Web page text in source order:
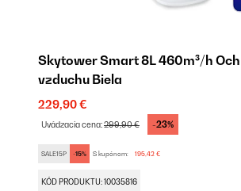
Skytower Smart 8L 460m³/h
vzduchu Biela
229,90 €
Uvádzacia cena:299,90 € -23%
SALE15P -15% S kupónom: 195,42 €
KÓD PRODUKTU: 10035816